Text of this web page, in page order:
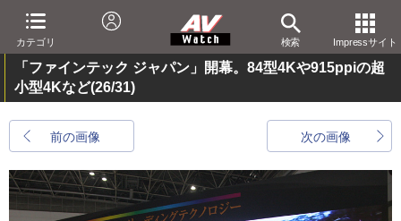
カテゴリ 検索 Impressサイト
「ファインテック ジャパン」開幕。84型4Kや915ppiの超
小型4Kなど(26/31)
前の画像 次の画像